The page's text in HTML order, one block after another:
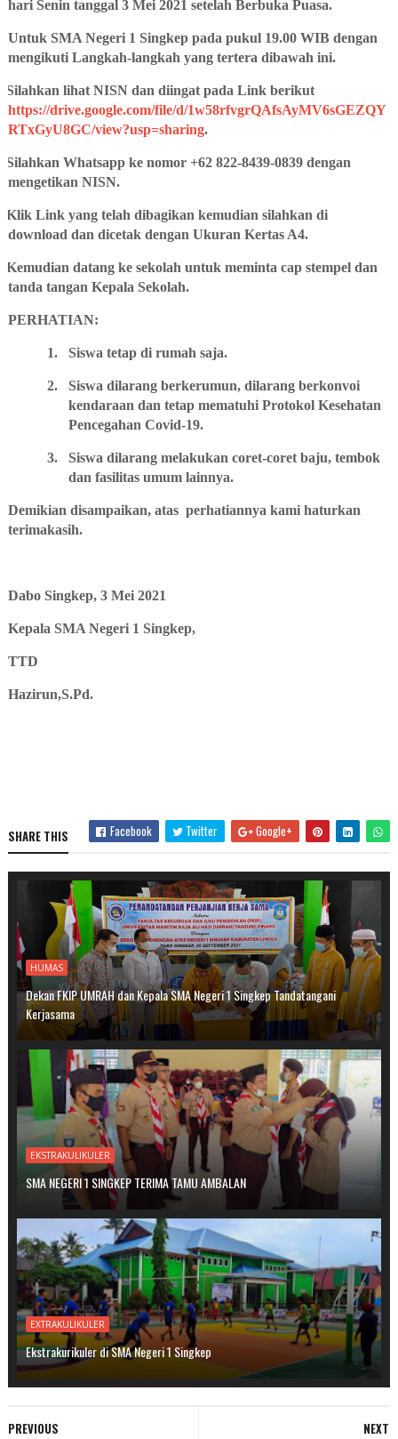
hari Senin tanggal 3 Mei 2021 setelah Berbuka Puasa.
Untuk SMA Negeri 1 Singkep pada pukul 19.00 WIB dengan
mengikuti Langkah-langkah yang tertera dibawah ini.
Silahkan lihat NISN dan diingat pada Link berikut
https://drive.google.com/file/d/1w58rfvgrQAfsAyMV6sGEZQY
RTxGyU8GC/view?usp=sharing.
Silahkan Whatsapp ke nomor +62 822-8439-0839 dengan
mengetikan NISN.
Klik Link yang telah dibagikan kemudian silahkan di
download dan dicetak dengan Ukuran Kertas A4.
Kemudian datang ke sekolah untuk meminta cap stempel dan
tanda tangan Kepala Sekolah.
PERHATIAN:
1. Siswa tetap di rumah saja.
2.
Siswa dilarang berkerumun, dilarang berkonvoi
kendaraan dan tetap mematuhi Protokol Kesehatan
Pencegahan Covid-19.
3.
Siswa dilarang melakukan coret-coret baju, tembok
dan fasilitas umum lainnya.
Demikian disampaikan, atas perhatiannya kami haturkan
terimakasih.
Dabo Singkep, 3 Mei 2021
Kepala SMA Negeri 1 Singkep,
TTD
Hazirun,S.Pd.
SHARE THIS Facebook Twitter Google+
HUMAS
Dekan FKIP UMRAH dan Kepala SMA Negeri 1 Singkep Tandatangani
Kerjasama
EKSTRAKULIKULER
SMA NEGERI 1 SINGKEP TERIMA TAMU AMBALAN
EXTRAKULIKULER
Ekstrakurikuler di SMA Negeri 1 Singkep
NEXT
PREVIOUS